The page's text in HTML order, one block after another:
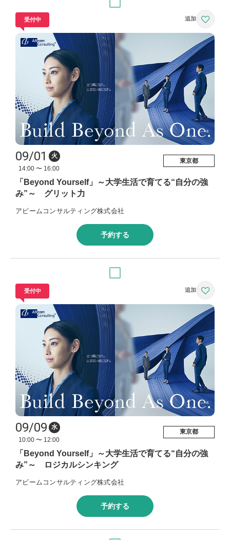
受付中
09/01
火
14:00 〜 16:00
東京都
「Beyond Yourself」～大学生活で育てる“自分の強
み”～ グリット力
アビームコンサルティング株式会社
予約する
受付中
09/09
水
10:00 〜 12:00
東京都
「Beyond Yourself」～大学生活で育てる“自分の強
み”～ ロジカルシンキング
アビームコンサルティング株式会社
予約する